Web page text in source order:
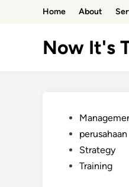
Home About
Now It's
Posted
perusahaan
Strategy
Training